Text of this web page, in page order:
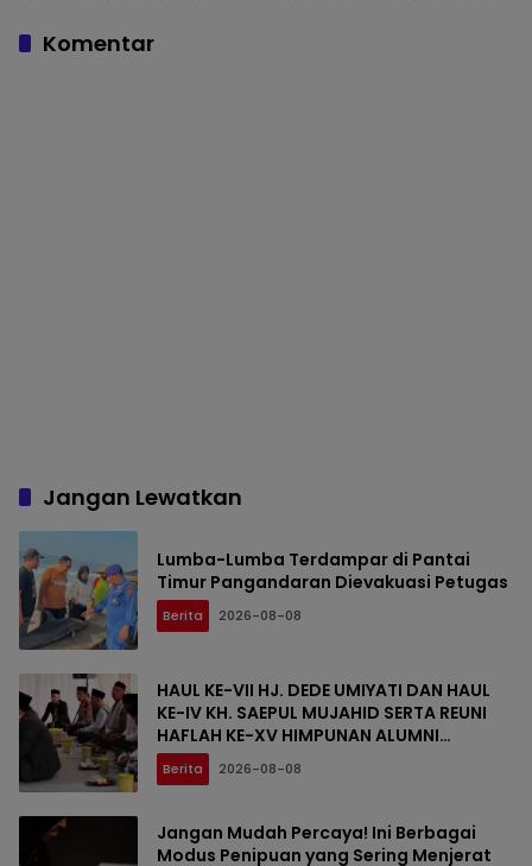
Komentar
Jangan Lewatkan
Lumba-Lumba Terdampar di Pantai
Timur Pangandaran Dievakuasi Petugas
Berita 2026-08-08
HAUL KE-VII HJ. DEDE UMIYATI DAN HAUL
KE-IV KH. SAEPUL MUJAHID SERTA REUNI
HAFLAH KE-XV HIMPUNAN ALUMNI
DIGELAR DI PONDOK PESANTREN AL-FALAH
SANUSSIYAH
Berita 2026-08-08
Jangan Mudah Percaya! Ini Berbagai
Modus Penipuan yang Sering Menjerat